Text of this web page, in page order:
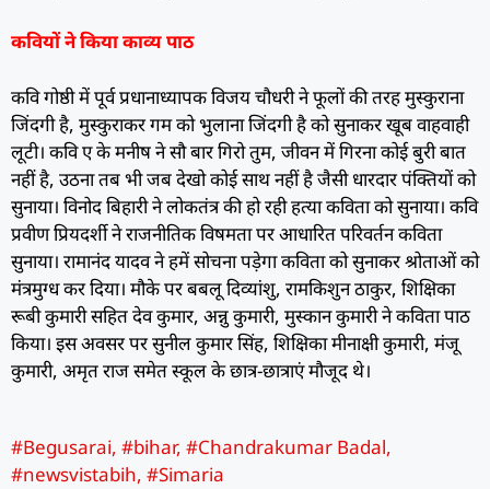
कवियों ने किया काव्य पाठ
कवि गोष्ठी में पूर्व प्रधानाध्यापक विजय चौधरी ने फूलों की तरह मुस्कुराना
जिंदगी है, मुस्कुराकर गम को भुलाना जिंदगी है को सुनाकर खूब वाहवाही
लूटी। कवि ए के मनीष ने सौ बार गिरो तुम, जीवन में गिरना कोई बुरी बात
नहीं है, उठना तब भी जब देखो कोई साथ नहीं है जैसी धारदार पंक्तियों को
सुनाया। विनोद बिहारी ने लोकतंत्र की हो रही हत्या कविता को सुनाया। कवि
प्रवीण प्रियदर्शी ने राजनीतिक विषमता पर आधारित परिवर्तन कविता
सुनाया। रामानंद यादव ने हमें सोचना पड़ेगा कविता को सुनाकर श्रोताओं को
मंत्रमुग्ध कर दिया। मौके पर बबलू दिव्यांशु, रामकिशुन ठाकुर, शिक्षिका
रूबी कुमारी सहित देव कुमार, अन्नु कुमारी, मुस्कान कुमारी ने कविता पाठ
किया। इस अवसर पर सुनील कुमार सिंह, शिक्षिका मीनाक्षी कुमारी, मंजू
कुमारी, अमृत राज समेत स्कूल के छात्र-छात्राएं मौजूद थे।
#Begusarai, #bihar, #Chandrakumar Badal,
#newsvistabih, #Simaria